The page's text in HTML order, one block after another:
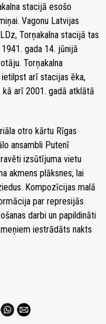
stacijā esošo
Vagonu Latvijas
Torņakalna stacijā tas
gada 14. jūnijā
Torņakalna
arī stacijas ēka,
arī 2001. gadā atklātā
otro kārtu Rīgas
ansambli Putenī
izsūtījuma vietu
akmens plāksnes, lai
Kompozīcijas malā
par represijās
darbi un papildināti
iestrādāts nakts